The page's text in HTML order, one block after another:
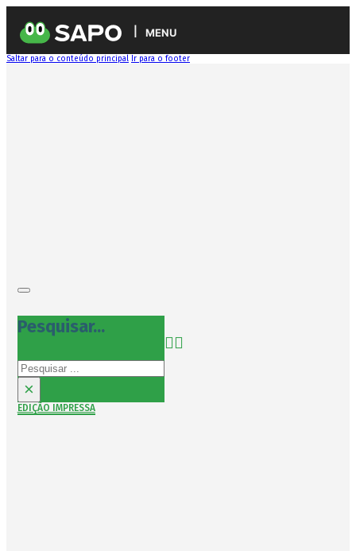
MENU
Saltar para o conteúdo principal Ir para o footer
Pesquisar...
Pesquisar
×
EDIÇÃO IMPRESSA